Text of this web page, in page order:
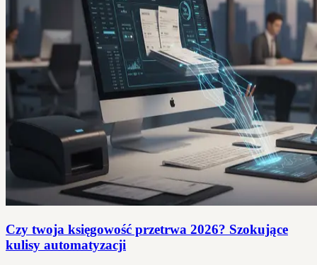
Czy twoja księgowość przetrwa 2026? Szokujące
kulisy automatyzacji